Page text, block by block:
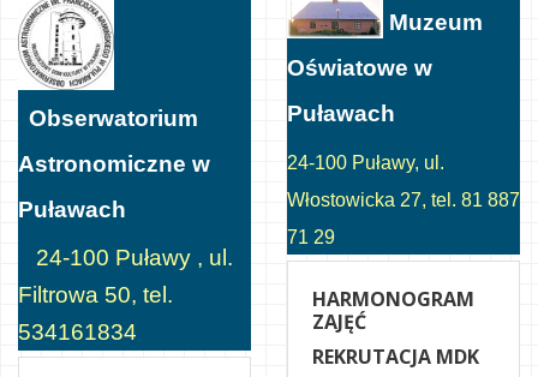
Obserwatorium
Astronomiczne w
Puławach
24-100 Puławy , ul.
Filtrowa 50, tel.
534161834
Muzeum
Oświatowe w
Puławach
24-100 Puławy, ul.
Włostowicka 27, tel. 81 887
71 29
HARMONOGRAM
ZAJĘĆ
REKRUTACJA MDK